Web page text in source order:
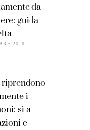
da
guida
2018
riprendono
i
sì a
e